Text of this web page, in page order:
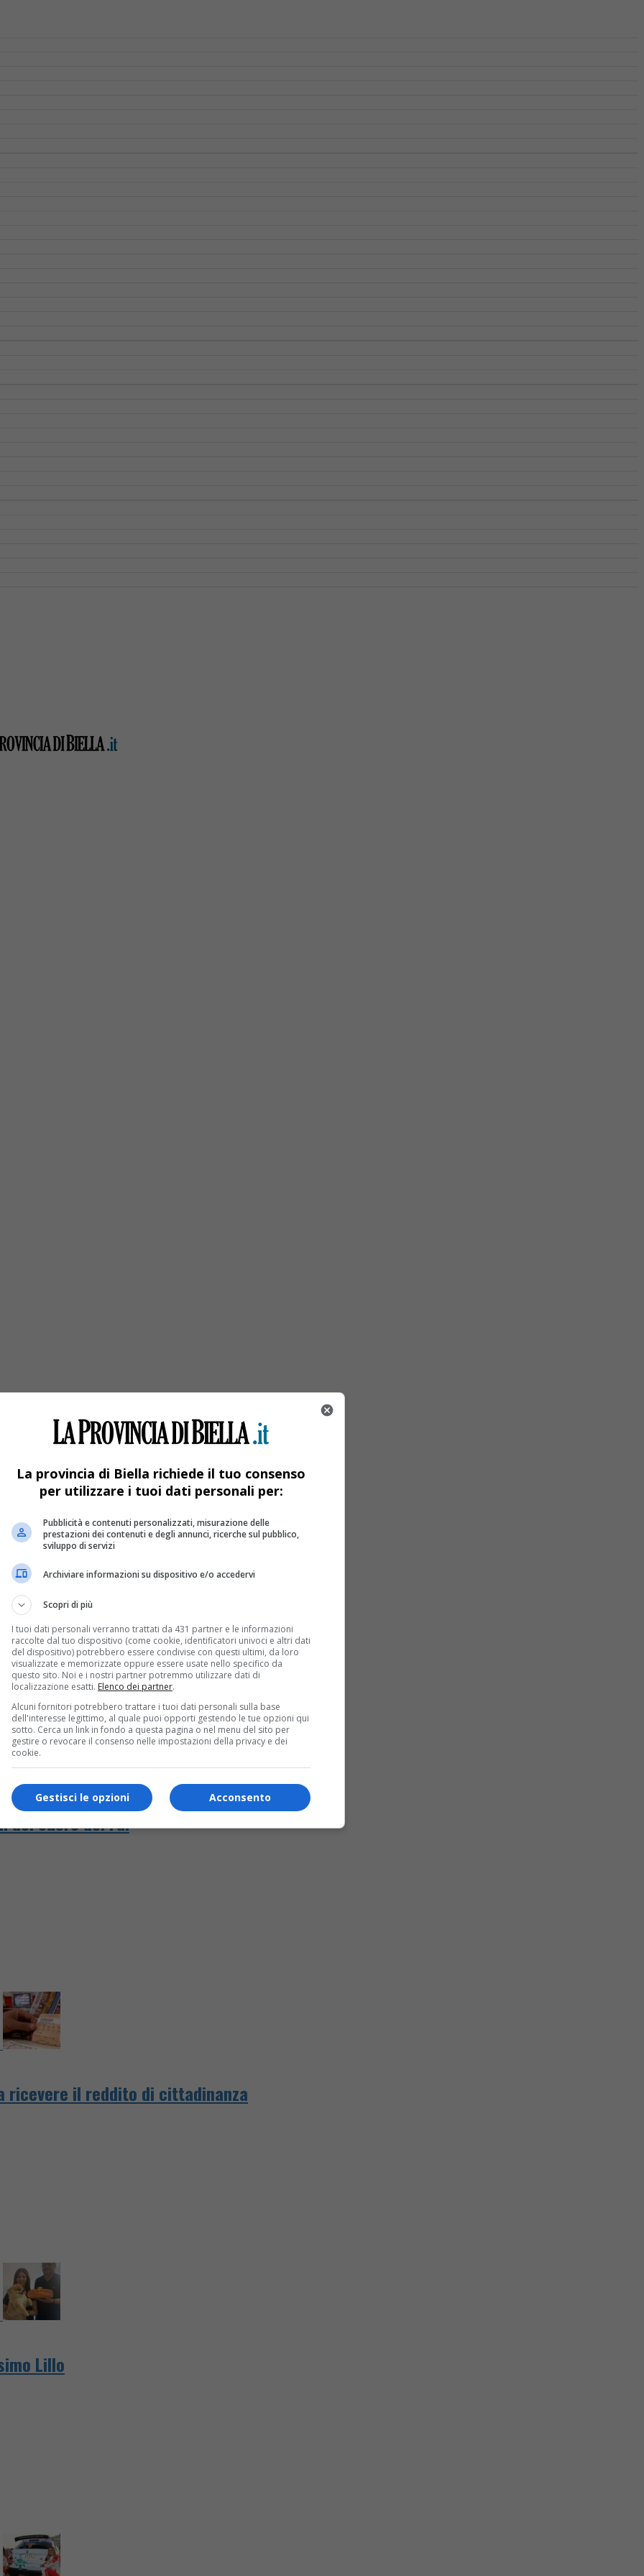
per gli incendi boschivi
del cuore del Fai
ricevere il reddito di cittadinanza
Lillo
La provincia di Biella richiede il tuo consenso
per utilizzare i tuoi dati personali per:
Pubblicità e contenuti personalizzati, misurazione delle
prestazioni dei contenuti e degli annunci, ricerche sul pubblico,
sviluppo di servizi
Archiviare informazioni su dispositivo e/o accedervi
Scopri di più
I tuoi dati personali verranno trattati da 431 partner e le informazioni
raccolte dal tuo dispositivo (come cookie, identificatori univoci e altri dati
del dispositivo) potrebbero essere condivise con questi ultimi, da loro
visualizzate e memorizzate oppure essere usate nello specifico da
questo sito. Noi e i nostri partner potremmo utilizzare dati di
localizzazione esatti. Elenco dei partner.
Alcuni fornitori potrebbero trattare i tuoi dati personali sulla base
dell'interesse legittimo, al quale puoi opporti gestendo le tue opzioni qui
sotto. Cerca un link in fondo a questa pagina o nel menu del sito per
gestire o revocare il consenso nelle impostazioni della privacy e dei
cookie.
Acconsento
Gestisci le opzioni